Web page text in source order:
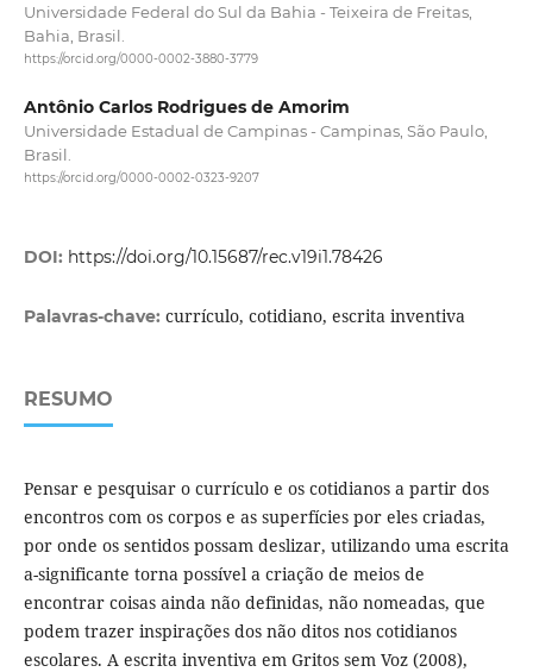
Universidade Federal do Sul da Bahia - Teixeira de Freitas,
Bahia, Brasil.
https://orcid.org/0000-0002-3880-3779
Antônio Carlos Rodrigues de Amorim
Universidade Estadual de Campinas - Campinas, São Paulo,
Brasil.
https://orcid.org/0000-0002-0323-9207
DOI: https://doi.org/10.15687/rec.v19i1.78426
Palavras-chave: currículo, cotidiano, escrita inventiva
RESUMO
Pensar e pesquisar o currículo e os cotidianos a partir dos
encontros com os corpos e as superfícies por eles criadas,
por onde os sentidos possam deslizar, utilizando uma escrita
a-significante torna possível a criação de meios de
encontrar coisas ainda não definidas, não nomeadas, que
podem trazer inspirações dos não ditos nos cotidianos
escolares. A escrita inventiva em Gritos sem Voz (2008),